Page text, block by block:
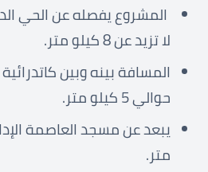
المشروع يفصله عن الحي
لا تزيد عن 8 كيلو متر.
المسافة بينه وبين
حوالي 5 كيلو متر.
متر.